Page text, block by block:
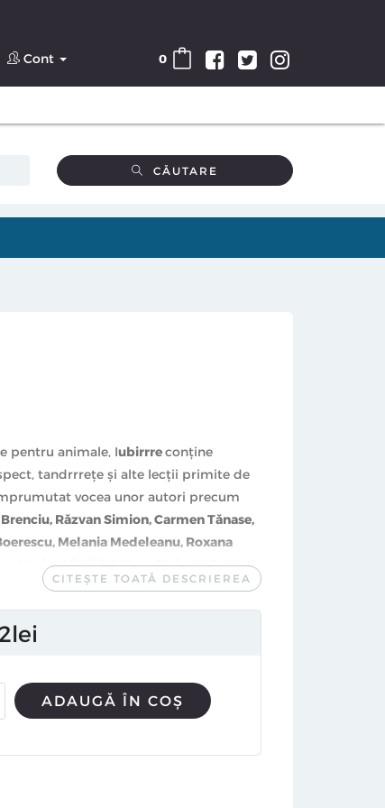
0
Cont
CĂUTARE
pentru animale, Iubirrreconţine
tandrrreţe şi alte lecţii primite de
vocea unor autori precum
Răzvan Simion, Carmen Tănase,
Melania Medeleanu, Roxana
Marius Vintilă, Raluca Moianu, Oana
Jeanne Ganciu, Roxana Radu, Oana
Simion, Adela Dan, Anca Lupeş,
Luca Niculescu
CITEȘTE TOATĂ DESCRIEREA
lei
ADAUGĂ ÎN COȘ